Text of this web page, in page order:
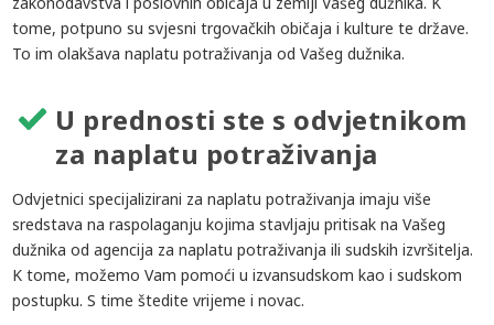
tome, potpuno su svjesni trgovačkih običaja i kulture te države.
To im olakšava naplatu potraživanja od Vašeg dužnika.
U prednosti ste s odvjetnikom
za naplatu potraživanja
Odvjetnici specijalizirani za naplatu potraživanja imaju više
sredstava na raspolaganju kojima stavljaju pritisak na Vašeg
dužnika od agencija za naplatu potraživanja ili sudskih izvršitelja.
K tome, možemo Vam pomoći u izvansudskom kao i sudskom
postupku. S time štedite vrijeme i novac.